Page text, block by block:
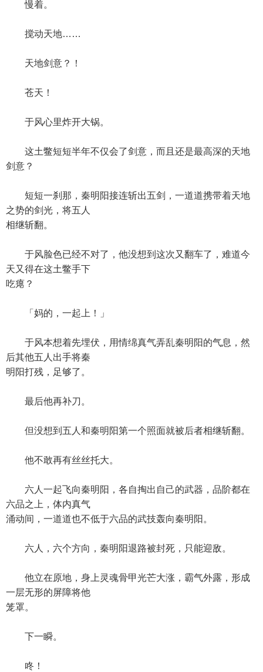
慢着。
搅动天地……
天地剑意？！
苍天！
于风心里炸开大锅。
这土鳖短短半年不仅会了剑意，而且还是最高深的天地
剑意？
短短一刹那，秦明阳接连斩出五剑，一道道携带着天地
之势的剑光，将五人
相继斩翻。
于风脸色已经不对了，他没想到这次又翻车了，难道今
天又得在这土鳖手下
吃瘪？
「妈的，一起上！」
于风本想着先埋伏，用情绵真气弄乱秦明阳的气息，然
后其他五人出手将秦
明阳打残，足够了。
最后他再补刀。
但没想到五人和秦明阳第一个照面就被后者相继斩翻。
他不敢再有丝丝托大。
六人一起飞向秦明阳，各自掏出自己的武器，品阶都在
六品之上，体内真气
涌动间，一道道也不低于六品的武技轰向秦明阳。
六人，六个方向，秦明阳退路被封死，只能迎敌。
他立在原地，身上灵魂骨甲光芒大涨，霸气外露，形成
一层无形的屏障将他
笼罩。
下一瞬。
咚！